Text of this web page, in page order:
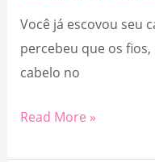
Você já escovou seu
percebeu que os
cabelo no
Queda
Read More »